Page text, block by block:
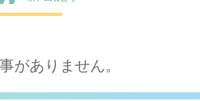
がありません。